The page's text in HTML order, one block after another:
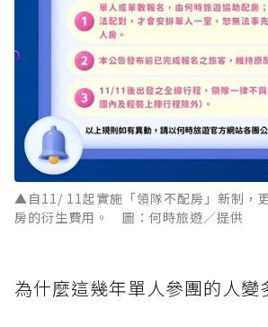
▲自11/ 11起實施「領隊不配房」新制，
房的衍生費用。 圖：何時旅遊／提供
為什麼這幾年單人參團的人變